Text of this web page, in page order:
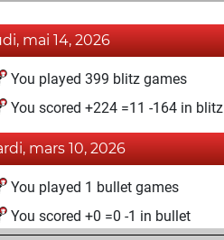
mai 14, 2026
You played 399 blitz games
You scored +224 =11 -164 in blitz
mars 10, 2026
You played 1 bullet games
You scored +0 =0 -1 in bullet